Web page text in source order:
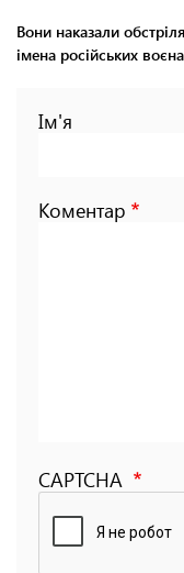
Вони наказали
імена російських
Ім'я
Коментар
CAPTCHA